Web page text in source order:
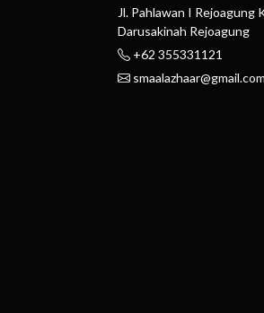
Jl. Pahlawan I Rejoagung
Darusakinah Rejoagung
+62 355331121
smaalazhaar@gmail.com